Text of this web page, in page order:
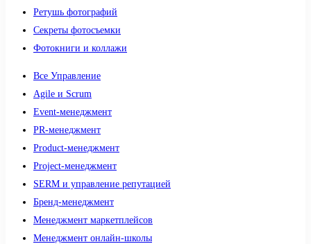
Ретушь фотографий
Секреты фотосъемки
Фотокниги и коллажи
Все Управление
Agile и Scrum
Event-менеджмент
PR-менеджмент
Product-менеджмент
Project-менеджмент
SERM и управление репутацией
Бренд-менеджмент
Менеджмент маркетплейсов
Менеджмент онлайн-школы